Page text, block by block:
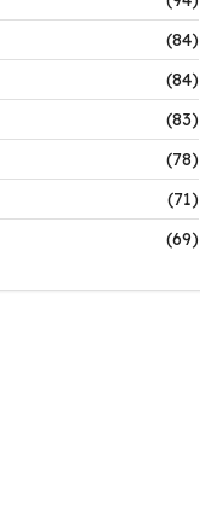
(84)
(84)
(83)
(78)
(71)
(69)